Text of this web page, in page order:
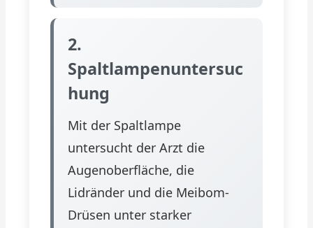
2.
Spaltlampenuntersuc
hung
Mit der Spaltlampe
untersucht der Arzt die
Augenoberfläche, die
Lidränder und die Meibom-
Drüsen unter starker